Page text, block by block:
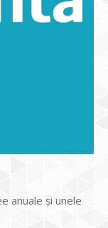
anuale şi unele